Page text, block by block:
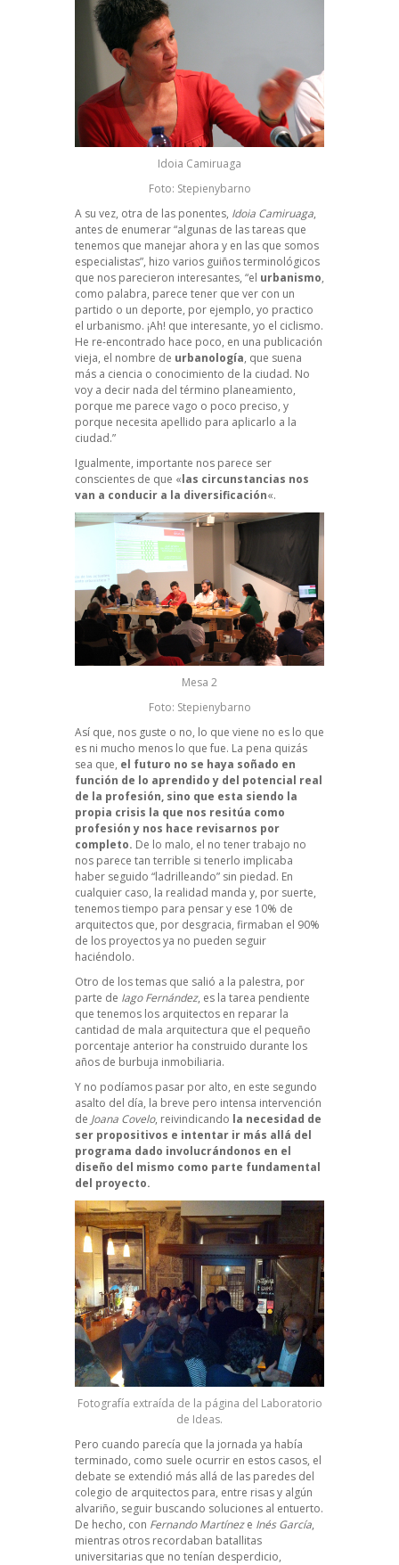
Idoia Camiruaga
Foto: Stepienybarno
A su vez, otra de las ponentes, Idoia Camiruaga,
antes de enumerar “algunas de las tareas que
tenemos que manejar ahora y en las que somos
especialistas”, hizo varios guiños terminológicos
que nos parecieron interesantes, “el urbanismo,
como palabra, parece tener que ver con un
partido o un deporte, por ejemplo, yo practico
el urbanismo. ¡Ah! que interesante, yo el ciclismo.
He re-encontrado hace poco, en una publicación
vieja, el nombre de urbanología, que suena
más a ciencia o conocimiento de la ciudad. No
voy a decir nada del término planeamiento,
porque me parece vago o poco preciso, y
porque necesita apellido para aplicarlo a la
ciudad.”
Igualmente, importante nos parece ser
conscientes de que «las circunstancias nos
van a conducir a la diversificación«.
Mesa 2
Foto: Stepienybarno
Así que, nos guste o no, lo que viene no es lo que
es ni mucho menos lo que fue. La pena quizás
sea que, el futuro no se haya soñado en
función de lo aprendido y del potencial real
de la profesión, sino que esta siendo la
propia crisis la que nos resitúa como
profesión y nos hace revisarnos por
completo. De lo malo, el no tener trabajo no
nos parece tan terrible si tenerlo implicaba
haber seguido “ladrilleando” sin piedad. En
cualquier caso, la realidad manda y, por suerte,
tenemos tiempo para pensar y ese 10% de
arquitectos que, por desgracia, firmaban el 90%
de los proyectos ya no pueden seguir
haciéndolo.
Otro de los temas que salió a la palestra, por
parte de Iago Fernández, es la tarea pendiente
que tenemos los arquitectos en reparar la
cantidad de mala arquitectura que el pequeño
porcentaje anterior ha construido durante los
años de burbuja inmobiliaria.
Y no podíamos pasar por alto, en este segundo
asalto del día, la breve pero intensa intervención
de Joana Covelo, reivindicando la necesidad de
ser propositivos e intentar ir más allá del
programa dado involucrándonos en el
diseño del mismo como parte fundamental
del proyecto.
Fotografía extraída de la página del Laboratorio
de Ideas.
Pero cuando parecía que la jornada ya había
terminado, como suele ocurrir en estos casos, el
debate se extendió más allá de las paredes del
colegio de arquitectos para, entre risas y algún
alvariño, seguir buscando soluciones al entuerto.
De hecho, con Fernando Martíneze Inés García,
mientras otros recordaban batallitas
universitarias que no tenían desperdicio,